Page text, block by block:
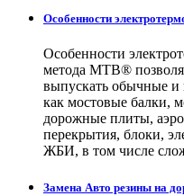
Особенности
Особенности
метода МТВ®
выпускать обычные
как мостовые балки,
дорожные плиты,
перекрытия, блоки,
ЖБИ, в том числе
Замена Авто резины на